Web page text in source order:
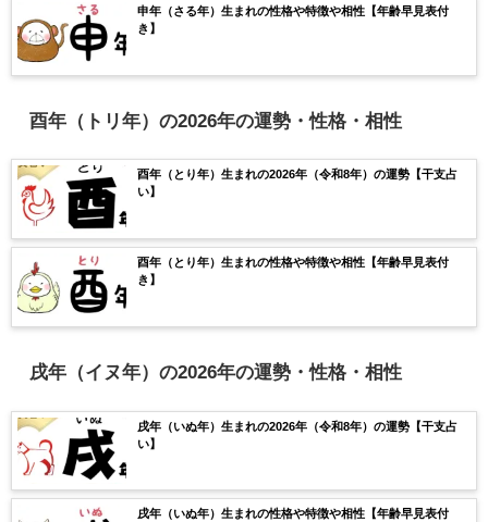
申年（さる年）生まれの性格や特徴や相性【年齢早見表付
き】
酉年（トリ年）の2026年の運勢・性格・相性
酉年（とり年）生まれの2026年（令和8年）の運勢【干支占
い】
酉年（とり年）生まれの性格や特徴や相性【年齢早見表付
き】
戌年（イヌ年）の2026年の運勢・性格・相性
戌年（いぬ年）生まれの2026年（令和8年）の運勢【干支占
い】
戌年（いぬ年）生まれの性格や特徴や相性【年齢早見表付